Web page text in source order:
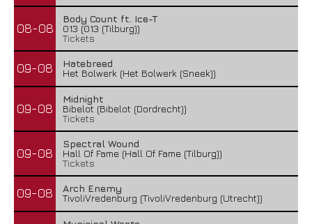
08-08
Body Count ft. Ice-T
013 (013 (Tilburg))
Tickets
09-08
Hatebreed
Het Bolwerk (Het Bolwerk (Sneek))
09-08
Midnight
Bibelot (Bibelot (Dordrecht))
Tickets
09-08
Spectral Wound
Hall Of Fame (Hall Of Fame (Tilburg))
Tickets
09-08
Arch Enemy
TivoliVredenburg (TivoliVredenburg (Utrecht))